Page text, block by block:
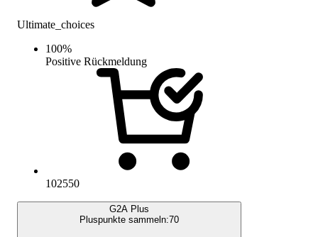
Ultimate_choices
100%
Positive Rückmeldung
102550
G2A Plus
Pluspunkte sammeln:70